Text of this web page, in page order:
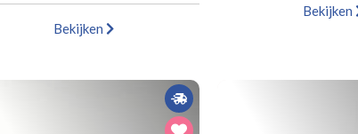
Bekijken
Bekijken